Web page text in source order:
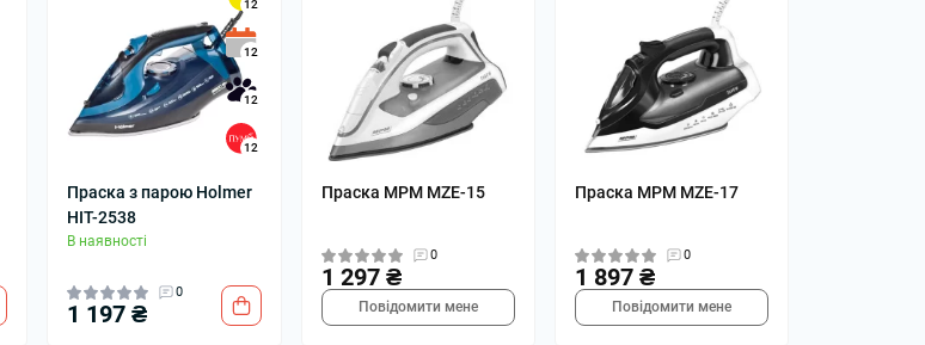
12
12
12
12
Праска з парою Holmer
HIT-2538
В наявності
0
1 197 ₴
Праска MPM MZE-15
0
1 297 ₴
Повідомити мене
Праска MPM MZE-17
0
1 897 ₴
Повідомити мене